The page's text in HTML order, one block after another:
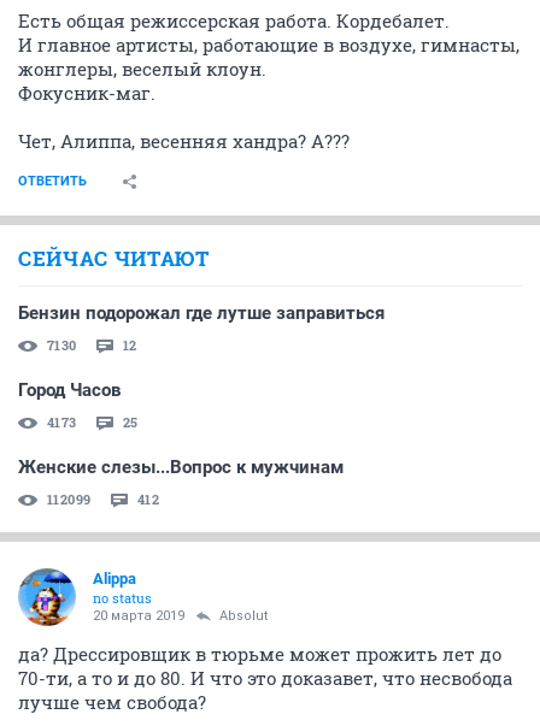
Есть общая режиссерская работа. Кордебалет.
И главное артисты, работающие в воздухе, гимнасты,
жонглеры, веселый клоун.
Фокусник-маг.
Чет, Алиппа, весенняя хандра? А???
ОТВЕТИТЬ
СЕЙЧАС ЧИТАЮТ
Бензин подорожал где лутше заправиться
7130 12
Город Часов
4173 25
Женские слезы...Вопрос к мужчинам
112099 412
Alippa
no status
20 марта 2019 Absolut
да? Дрессировщик в тюрьме может прожить лет до
70-ти, а то и до 80. И что это доказавет, что несвобода
лучше чем свобода?